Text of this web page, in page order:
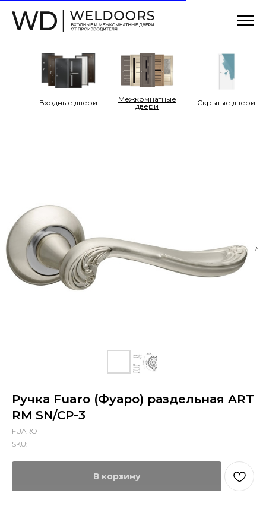
Cкрытые двери
Входные двери
Межкомнатные
двери
Ручка Fuaro (Фуаро) раздельная ART
RM SN/CP-3
FUARO
SKU:
В корзину